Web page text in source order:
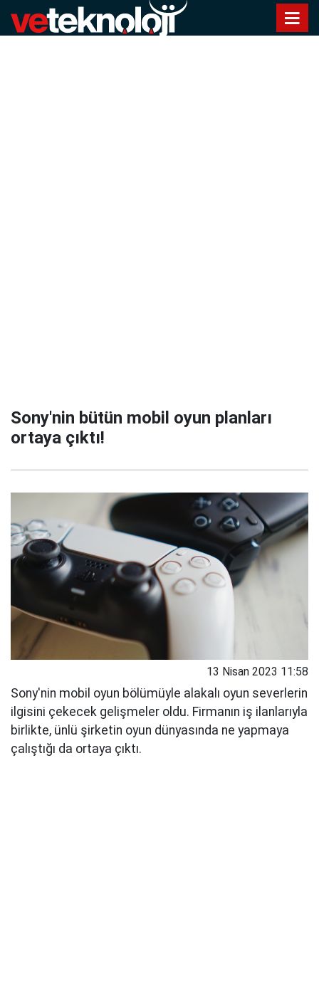
Sony'nin bütün mobil oyun planları
ortaya çıktı!
13 Nisan 2023 11:58
Sony'nin mobil oyun bölümüyle alakalı oyun severlerin
ilgisini çekecek gelişmeler oldu. Firmanın iş ilanlarıyla
birlikte, ünlü şirketin oyun dünyasında ne yapmaya
çalıştığı da ortaya çıktı.